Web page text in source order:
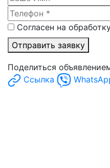
Согласен на
Отправить заявку
Поделиться
Ссылка